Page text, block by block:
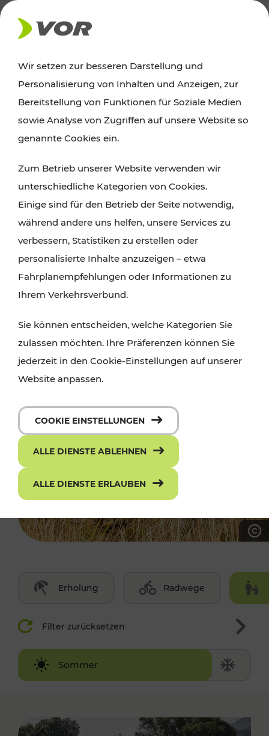
AKTUELLES
Ausflugstipps
Wien, Niederösterreich und das Burgenland
Wanderungen, Kultur und Gastronomie,
Radtouren oder purer Naturgenuss – viele
Attraktionen sind mit den Ticket- und Fahrplan-
Angeboten des VOR gut und schnell erreichbar.
Erholung Radwege
Filter zurücksetzen
Sommer
Winter
Wir setzen zur besseren Darstellung und
Personalisierung von Inhalten und Anzeigen, zur
Bereitstellung von Funktionen für Soziale Medien
sowie Analyse von Zugriffen auf unsere Website so
genannte Cookies ein.
Zum Betrieb unserer Website verwenden wir
unterschiedliche Kategorien von Cookies.
Einige sind für den Betrieb der Seite notwendig,
während andere uns helfen, unsere Services zu
verbessern, Statistiken zu erstellen oder
personalisierte Inhalte anzuzeigen – etwa
Fahrplanempfehlungen oder Informationen zu
Ihrem Verkehrsverbund.
Sie können entscheiden, welche Kategorien Sie
zulassen möchten. Ihre Präferenzen können Sie
jederzeit in den Cookie-Einstellungen auf unserer
Website anpassen.
COOKIE EINSTELLUNGEN
ALLE DIENSTE ABLEHNEN
ALLE DIENSTE ERLAUBEN